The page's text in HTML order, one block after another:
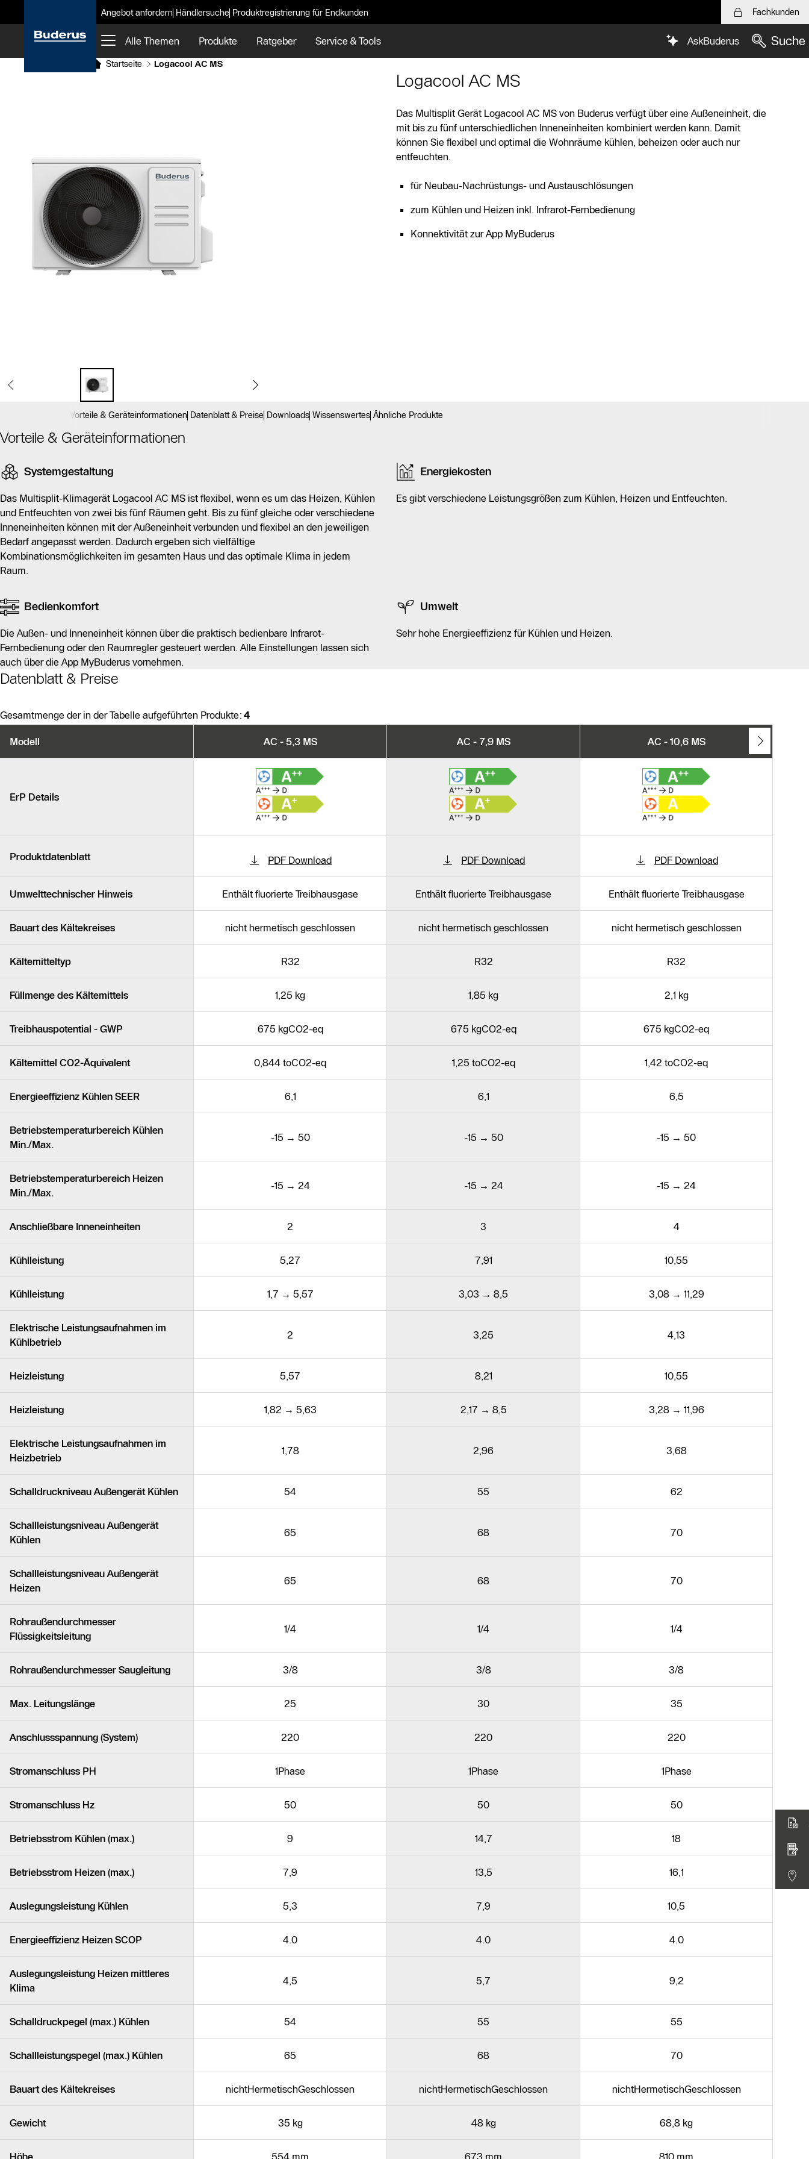
Angebot anfordern Händlersuche Produktregistrierung für Endkunden Fachkunden
Alle Themen Produkte Ratgeber Service & Tools AskBuderus Suche
Startseite Logacool AC MS
Logacool AC MS
Das Multisplit Gerät Logacool AC MS von Buderus verfügt über eine Außeneinheit, die
mit bis zu fünf unterschiedlichen Inneneinheiten kombiniert werden kann. Damit
können Sie flexibel und optimal die Wohnräume kühlen, beheizen oder auch nur
entfeuchten.
für Neubau-Nachrüstungs- und Austauschlösungen
zum Kühlen und Heizen inkl. Infrarot-Fernbedienung
Konnektivität zur App MyBuderus
Vorteile & Geräteinformationen Datenblatt & Preise Downloads Wissenswertes Ähnliche Produkte
Vorteile & Geräteinformationen
Systemgestaltung
Das Multisplit-Klimagerät Logacool AC MS ist flexibel, wenn es um das Heizen, Kühlen
und Entfeuchten von zwei bis fünf Räumen geht. Bis zu fünf gleiche oder verschiedene
Inneneinheiten können mit der Außeneinheit verbunden und flexibel an den jeweiligen
Bedarf angepasst werden. Dadurch ergeben sich vielfältige
Kombinationsmöglichkeiten im gesamten Haus und das optimale Klima in jedem
Raum.
Energiekosten
Es gibt verschiedene Leistungsgrößen zum Kühlen, Heizen und Entfeuchten.
Bedienkomfort
Die Außen- und Inneneinheit können über die praktisch bedienbare Infrarot-
Fernbedienung oder den Raumregler gesteuert werden. Alle Einstellungen lassen sich
auch über die App MyBuderus vornehmen.
Umwelt
Sehr hohe Energieeffizienz für Kühlen und Heizen.
Datenblatt & Preise
Gesamtmenge der in der Tabelle aufgeführten Produkte: 4
Modell AC - 5,3 MS AC - 7,9 MS AC - 10,6 MS
ErP Details
Produktdatenblatt PDF Download PDF Download PDF Download
Umwelttechnischer Hinweis Enthält fluorierte Treibhausgase Enthält fluorierte Treibhausgase Enthält fluorierte Treibhausgase
Bauart des Kältekreises nicht hermetisch geschlossen nicht hermetisch geschlossen nicht hermetisch geschlossen
Kältemitteltyp R32 R32 R32
Füllmenge des Kältemittels 1,25 kg 1,85 kg 2,1 kg
Treibhauspotential - GWP 675 kgCO2-eq 675 kgCO2-eq 675 kgCO2-eq
Kältemittel CO2-Äquivalent 0,844 toCO2-eq 1,25 toCO2-eq 1,42 toCO2-eq
Energieeffizienz Kühlen SEER 6,1 6,1 6,5
Betriebstemperaturbereich Kühlen
Min./Max.
-15 → 50 -15 → 50 -15 → 50
Betriebstemperaturbereich Heizen
Min./Max.
-15 → 24 -15 → 24 -15 → 24
Anschließbare Inneneinheiten 2 3 4
Kühlleistung 5,27 7,91 10,55
Kühlleistung 1,7 → 5,57 3,03 → 8,5 3,08 → 11,29
Elektrische Leistungsaufnahmen im
Kühlbetrieb
2 3,25 4,13
Heizleistung 5,57 8,21 10,55
Heizleistung 1,82 → 5,63 2,17 → 8,5 3,28 → 11,96
Elektrische Leistungsaufnahmen im
Heizbetrieb
1,78 2,96 3,68
Schalldruckniveau Außengerät Kühlen 54 55 62
Schallleistungsniveau Außengerät
Kühlen
65 68 70
Schallleistungsniveau Außengerät
Heizen
65 68 70
Rohraußendurchmesser
Flüssigkeitsleitung
1/4 1/4 1/4
Rohraußendurchmesser Saugleitung 3/8 3/8 3/8
Max. Leitungslänge 25 30 35
Anschlussspannung (System) 220 220 220
Stromanschluss PH 1Phase 1Phase 1Phase
Stromanschluss Hz 50 50 50
Betriebsstrom Kühlen (max.) 9 14,7 18
Betriebsstrom Heizen (max.) 7,9 13,5 16,1
Auslegungsleistung Kühlen 5,3 7,9 10,5
Energieeffizienz Heizen SCOP 4.0 4.0 4.0
Auslegungsleistung Heizen mittleres
Klima
4,5 5,7 9,2
Schalldruckpegel (max.) Kühlen 54 55 55
Schallleistungspegel (max.) Kühlen 65 68 70
Bauart des Kältekreises nichtHermetischGeschlossen nichtHermetischGeschlossen nichtHermetischGeschlossen
Gewicht 35 kg 48 kg 68,8 kg
Höhe 554 mm 673 mm 810 mm